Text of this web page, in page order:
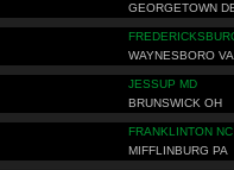
GEORGETOWN
WAYNESBORO VA
JESSUP MD
BRUNSWICK OH
FRANKLINTON NC
MIFFLINBURG PA